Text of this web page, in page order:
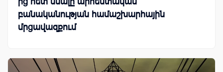
բանականության համաշխարհային
մրցավազքում